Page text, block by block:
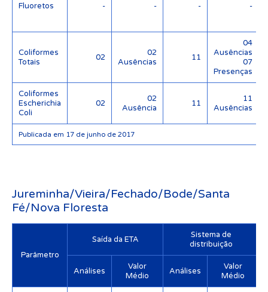
Publicada em 17 de junho de 2017
Fluoretos - - - -
Coliformes
Totais
02
02
Ausências
11
04
Ausências
07
Presenças
Coliformes
Escherichia
Coli
02
02
Ausência
11
11
Ausências
Jureminha/Vieira/Fechado/Bode/Santa
Fé/Nova Floresta
Parâmetro
Saída da ETA
Sistema de
distribuição
Análises
Valor
Médio
Análises
Valor
Médio